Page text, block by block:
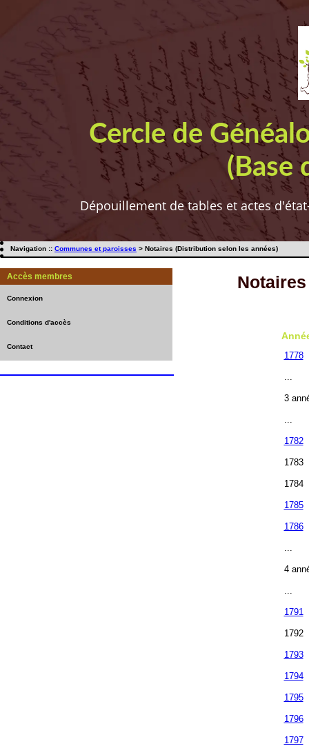
Cercle de
(Base
Dépouillement de tables et actes
Navigation :: Communes et paroisses > Notaires (Distribution selon les années)
Accès membres
Connexion
Conditions d'accès
Contact
1778
3
1782
1783
1784
1785
1786
4
1791
1792
1793
1794
1795
1796
1797